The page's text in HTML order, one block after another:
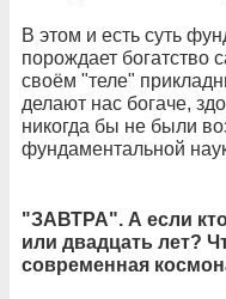
В этом и есть суть
порождает богатство
своём "теле"
делают нас богаче,
никогда бы не были
фундаментальной
"ЗАВТРА". А если
или двадцать лет?
современная